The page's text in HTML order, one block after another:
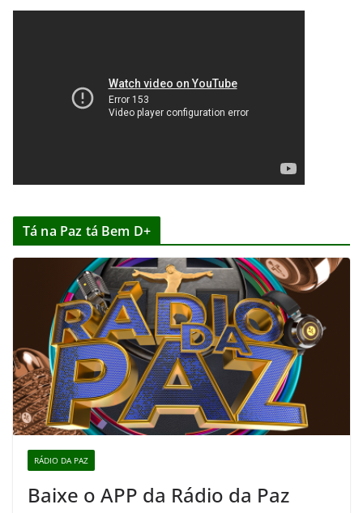
Tá na Paz tá Bem D+
RÁDIO DA PAZ
Baixe o APP da Rádio da Paz